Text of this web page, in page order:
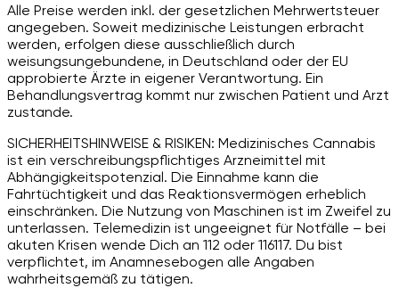
Alle Preise werden inkl. der gesetzlichen Mehrwertsteuer
angegeben. Soweit medizinische Leistungen erbracht
werden, erfolgen diese ausschließlich durch
weisungsungebundene, in Deutschland oder der EU
approbierte Ärzte in eigener Verantwortung. Ein
Behandlungsvertrag kommt nur zwischen Patient und Arzt
zustande.
SICHERHEITSHINWEISE & RISIKEN: Medizinisches Cannabis
ist ein verschreibungspflichtiges Arzneimittel mit
Abhängigkeitspotenzial. Die Einnahme kann die
Fahrtüchtigkeit und das Reaktionsvermögen erheblich
einschränken. Die Nutzung von Maschinen ist im Zweifel zu
unterlassen. Telemedizin ist ungeeignet für Notfälle – bei
akuten Krisen wende Dich an 112 oder 116117. Du bist
verpflichtet, im Anamnesebogen alle Angaben
wahrheitsgemäß zu tätigen.